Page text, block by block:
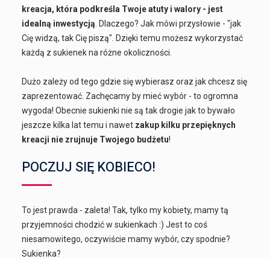
kreacja, która podkreśla Twoje atuty i walory - jest
idealną inwestycją . Dlaczego? Jak mówi przysłowie - "jak
Cię widzą, tak Cię piszą". Dzięki temu możesz wykorzystać
każdą z sukienek na różne okoliczności.
Dużo zależy od tego gdzie się wybierasz oraz jak chcesz się
zaprezentować. Zachęcamy by mieć wybór - to ogromna
wygoda! Obecnie sukienki nie są tak drogie jak to bywało
jeszcze kilka lat temu i nawet zakup kilku przepięknych
kreacji nie zrujnuje Twojego budżetu!
POCZUJ SIĘ KOBIECO!
To jest prawda - zaleta! Tak, tylko my kobiety, mamy tą
przyjemności chodzić w sukienkach :) Jest to coś
niesamowitego, oczywiście mamy wybór, czy spodnie?
Sukienka?